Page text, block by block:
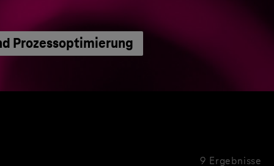
Prozessoptimierung
9 Ergebnisse